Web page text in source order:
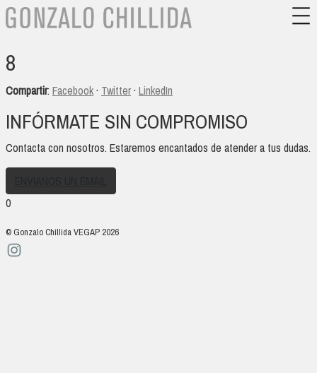
8
Compartir: Facebook· Twitter· LinkedIn
INFÓRMATE SIN COMPROMISO
Contacta con nosotros. Estaremos encantados de atender a tus dudas.
0
© Gonzalo Chillida VEGAP 2026